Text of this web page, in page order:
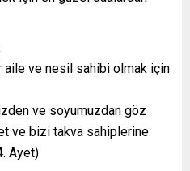
aile ve nesil sahibi olmak için
ve soyumuzdan göz
ve bizi takva sahiplerine
Ayet)